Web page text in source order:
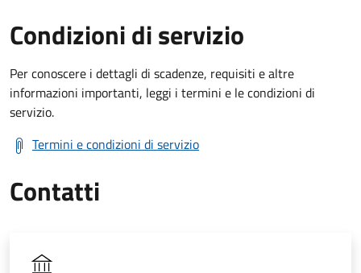
Condizioni di servizio
Per conoscere i dettagli di scadenze, requisiti e altre
informazioni importanti, leggi i termini e le condizioni di
servizio.
Termini e condizioni di servizio
Contatti